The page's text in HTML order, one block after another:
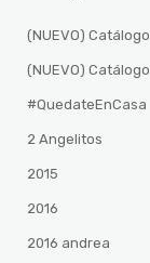
(NUEVO)
(NUEVO)
#QuedateEnCasa
2 Angelitos
2015
2016
2016 andrea